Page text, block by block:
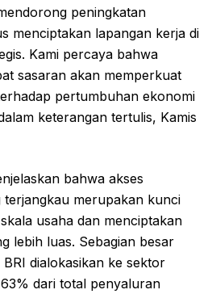
peningkatan
menciptakan lapangan kerja di
Kami percaya bahwa
sasaran akan memperkuat
pertumbuhan ekonomi
keterangan tertulis, Kamis
bahwa akses
merupakan kunci
usaha dan menciptakan
lebih luas. Sebagian besar
dialokasikan ke sektor
dari total penyaluran